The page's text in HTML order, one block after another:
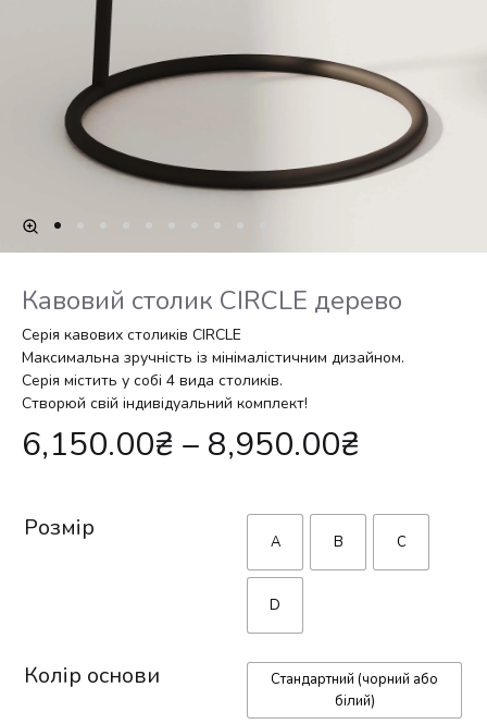
Кавовий столик CIRCLE дерево
Серія кавових столиків CIRCLE
Максимальна зручність із мінімалістичним дизайном.
Серія містить у собі 4 вида столиків.
Створюй свій індивідуальний комплект!
6,150.00₴ – 8,950.00₴
Розмір A B C
D
Колір основи
Стандартний (чорний або
білий)